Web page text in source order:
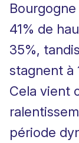
41% de
35%,
stagnent à
Cela vient
période